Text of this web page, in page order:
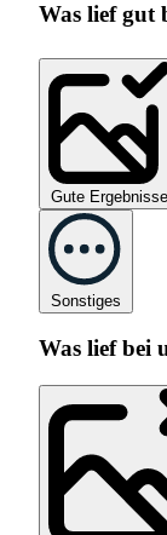
Was lief gut
Gute Ergebnisse
Sonstiges
Was lief bei